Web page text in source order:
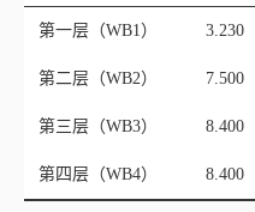
第一层（WB1） 3.230
第二层（WB2） 7.500
第三层（WB3） 8.400
第四层（WB4） 8.400